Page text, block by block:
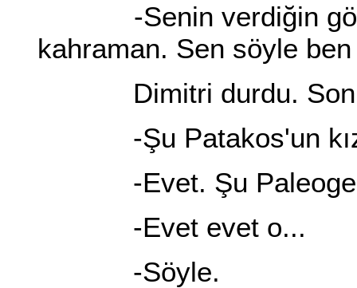
-Senin verdiğin
kahraman. Sen söyle
Dimitri durdu.
-Şu Patakos'un
-Evet. Şu
-Evet evet o...
-Söyle.